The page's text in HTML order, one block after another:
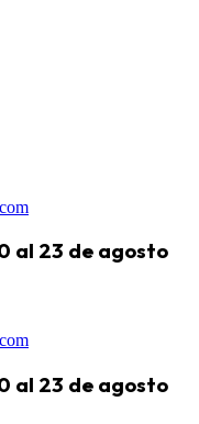
al 23 de agosto
al 23 de agosto